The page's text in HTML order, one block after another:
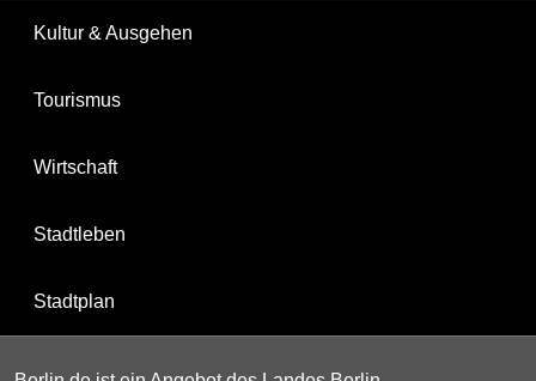
Kultur & Ausgehen
Tourismus
Wirtschaft
Stadtleben
Stadtplan